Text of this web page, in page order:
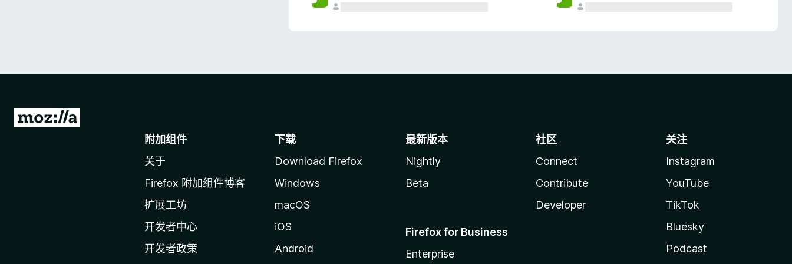
转
附加组件
关于
Firefox 附加组件博客
扩展工坊
开发者中心
开发者政策
下载
Download Firefox
Windows
macOS
iOS
Android
最新版本
Nightly
Beta
Firefox for Business
Enterprise
社区
Connect
Contribute
Developer
关注
Instagram
YouTube
TikTok
Bluesky
Podcast